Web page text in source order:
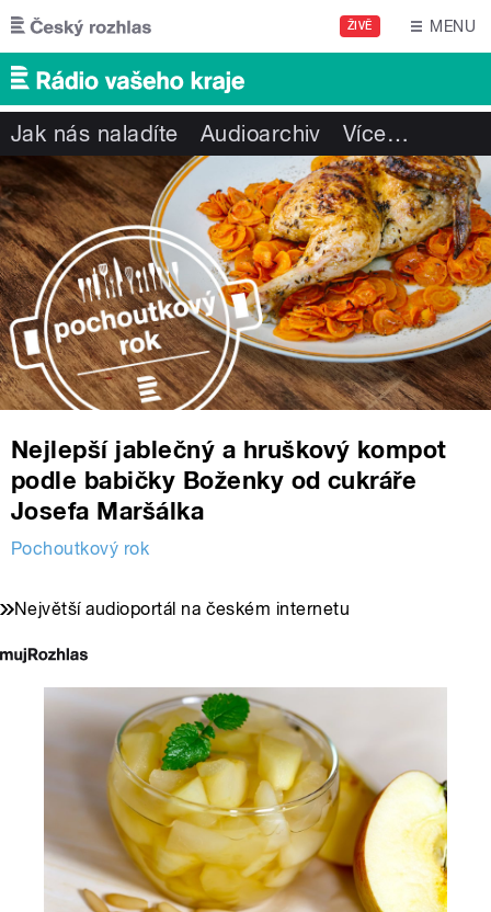
Přejít k hlavnímu obsahu
ŽIVĚ MENU
Jak nás naladíte Audioarchiv Více…
Nejlepší jablečný a hruškový kompot
podle babičky Boženky od cukráře
Josefa Maršálka
Pochoutkový rok
Největší audioportál na českém internetu